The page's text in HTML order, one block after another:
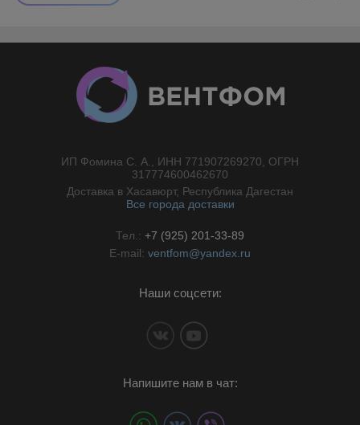
ИП Фомина С. А., ИНН 771907269270, ОГРН
317774600462670
Доставка в Хасавюрт, Республика Дагестан
Все города доставки
Тел.: +7 (925) 201-33-89
E-mail: ventfom@yandex.ru
Наши соцсети:
Напишите нам в чат: